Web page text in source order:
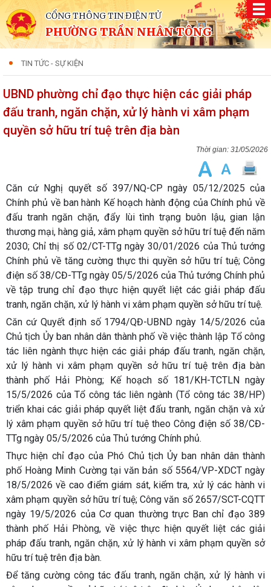
CỔNG THÔNG TIN ĐIỆN TỬ
PHƯỜNG TRẦN NHÂN TÔNG
TIN TỨC - SỰ KIỆN
UBND phường chỉ đạo thực hiện các giải pháp
đấu tranh, ngăn chặn, xử lý hành vi xâm phạm
quyền sở hữu trí tuệ trên địa bàn
31/05/2026
Căn cứ Nghị quyết số 397/NQ-CP ngày 05/12/2025 của
Chính phủ về ban hành Kế hoạch hành động của Chính phủ về
đấu tranh ngăn chặn, đẩy lùi tình trạng buôn lậu, gian lận
thương mại, hàng giả, xâm phạm quyền sở hữu trí tuệ đến năm
2030; Chỉ thị số 02/CT-TTg ngày 30/01/2026 của Thủ tướng
Chính phủ về tăng cường thực thi quyền sở hữu trí tuệ; Công
điện số 38/CĐ-TTg ngày 05/5/2026 của Thủ tướng Chính phủ
về tập trung chỉ đạo thực hiện quyết liệt các giải pháp đấu
tranh, ngăn chặn, xử lý hành vi xâm phạm quyền sở hữu trí tuệ.
Căn cứ Quyết định số 1794/QĐ-UBND ngày 14/5/2026 của
Chủ tịch Ủy ban nhân dân thành phố về việc thành lập Tổ công
tác liên ngành thực hiện các giải pháp đấu tranh, ngăn chặn,
xử lý hành vi xâm phạm quyền sở hữu trí tuệ trên địa bàn
thành phố Hải Phòng; Kế hoạch số 181/KH-TCTLN ngày
15/5/2026 của Tổ công tác liên ngành (Tổ công tác 38/HP)
triển khai các giải pháp quyết liệt đấu tranh, ngăn chặn và xử
lý xâm phạm quyền sở hữu trí tuệ theo Công điện số 38/CĐ-
TTg ngày 05/5/2026 của Thủ tướng Chính phủ.
Thực hiện chỉ đạo của Phó Chủ tịch Ủy ban nhân dân thành
phố Hoàng Minh Cường tại văn bản số 5564/VP-XDCT ngày
18/5/2026 về cao điểm giám sát, kiểm tra, xử lý các hành vi
xâm phạm quyền sở hữu trí tuệ; Công văn số 2657/SCT-CQTT
ngày 19/5/2026 của Cơ quan thường trực Ban chỉ đạo 389
thành phố Hải Phòng, về việc thực hiện quyết liệt các giải
pháp đấu tranh, ngăn chặn, xử lý hành vi xâm phạm quyền sở
hữu trí tuệ trên địa bàn.
Để tăng cường công tác đấu tranh, ngăn chặn, xử lý hành vi